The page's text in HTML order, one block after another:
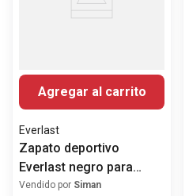
Agregar al carrito
Everlast
Zapato deportivo
Everlast negro para
hombre
Vendido por Siman